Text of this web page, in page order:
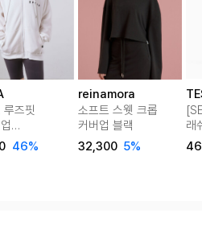
루즈핏
46%
reinamora
소프트 스웻 크롭
커버업 블랙
32,300 5%
래
워